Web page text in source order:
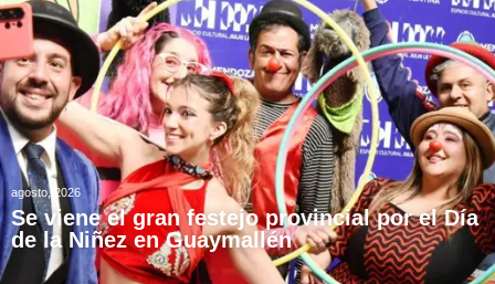
agosto, 2026
Se viene el gran festejo provincial por el Día
de la Niñez en Guaymallén